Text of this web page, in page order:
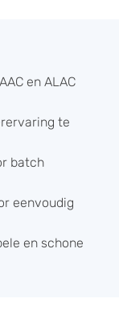
en ALAC
te
batch
eenvoudig
en schone